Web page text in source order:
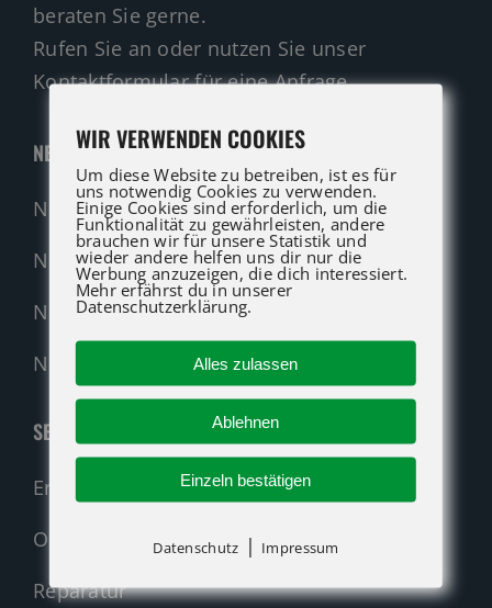
beraten Sie gerne.
Rufen Sie an oder nutzen Sie unser
Kontaktformular für eine Anfrage.
NEUMASCHINEN
Neumaschinen Übersicht
Neumaschinen Genie
Neumaschinen Merlo
Nehmen Sie Kontakt auf!
SERVICE
Ersatzteil-Anfrage (alle Hersteller)
Original-Ersatzteile
Reparatur
WIR VERWENDEN COOKIES
Um diese Website zu betreiben, ist es für
uns notwendig Cookies zu verwenden.
Einige Cookies sind erforderlich, um die
Funktionalität zu gewährleisten, andere
brauchen wir für unsere Statistik und
wieder andere helfen uns dir nur die
Werbung anzuzeigen, die dich interessiert.
Mehr erfährst du in unserer
Datenschutzerklärung.
Alles zulassen
Ablehnen
Einzeln bestätigen
Datenschutz | Impressum